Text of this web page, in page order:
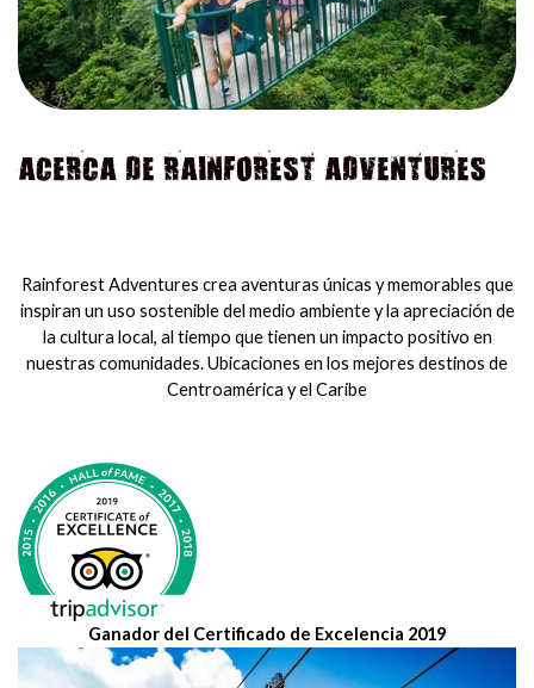
ACERCA DE RAINFOREST ADVENTURES
Rainforest Adventures crea aventuras únicas y memorables que
inspiran un uso sostenible del medio ambiente y la apreciación de
la cultura local, al tiempo que tienen un impacto positivo en
nuestras comunidades. Ubicaciones en los mejores destinos de
Centroamérica y el Caribe
Ganador del Certificado de Excelencia 2019